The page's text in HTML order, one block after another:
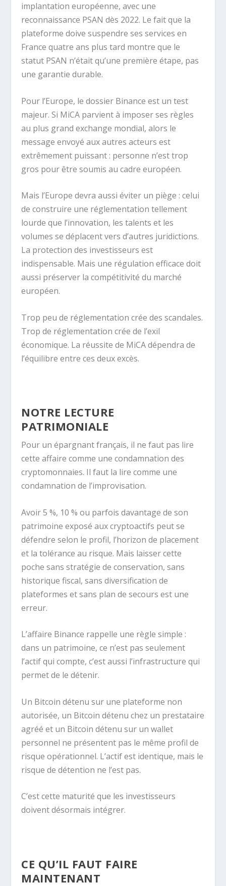
implantation européenne, avec une
reconnaissance PSAN dès 2022. Le fait que la
plateforme doive suspendre ses services en
France quatre ans plus tard montre que le
statut PSAN n’était qu’une première étape, pas
une garantie durable.
Pour l’Europe, le dossier Binance est un test
majeur. Si MiCA parvient à imposer ses règles
au plus grand exchange mondial, alors le
message envoyé aux autres acteurs est
extrêmement puissant : personne n’est trop
gros pour être soumis au cadre européen.
Mais l’Europe devra aussi éviter un piège : celui
de construire une réglementation tellement
lourde que l’innovation, les talents et les
volumes se déplacent vers d’autres juridictions.
La protection des investisseurs est
indispensable. Mais une régulation efficace doit
aussi préserver la compétitivité du marché
européen.
Trop peu de réglementation crée des scandales.
Trop de réglementation crée de l’exil
économique. La réussite de MiCA dépendra de
l’équilibre entre ces deux excès.
NOTRE LECTURE
PATRIMONIALE
Pour un épargnant français, il ne faut pas lire
cette affaire comme une condamnation des
cryptomonnaies. Il faut la lire comme une
condamnation de l’improvisation.
Avoir 5 %, 10 % ou parfois davantage de son
patrimoine exposé aux cryptoactifs peut se
défendre selon le profil, l’horizon de placement
et la tolérance au risque. Mais laisser cette
poche sans stratégie de conservation, sans
historique fiscal, sans diversification de
plateformes et sans plan de secours est une
erreur.
L’affaire Binance rappelle une règle simple :
dans un patrimoine, ce n’est pas seulement
l’actif qui compte, c’est aussi l’infrastructure qui
permet de le détenir.
Un Bitcoin détenu sur une plateforme non
autorisée, un Bitcoin détenu chez un prestataire
agréé et un Bitcoin détenu sur un wallet
personnel ne présentent pas le même profil de
risque opérationnel. L’actif est identique, mais le
risque de détention ne l’est pas.
C’est cette maturité que les investisseurs
doivent désormais intégrer.
CE QU’IL FAUT FAIRE
MAINTENANT